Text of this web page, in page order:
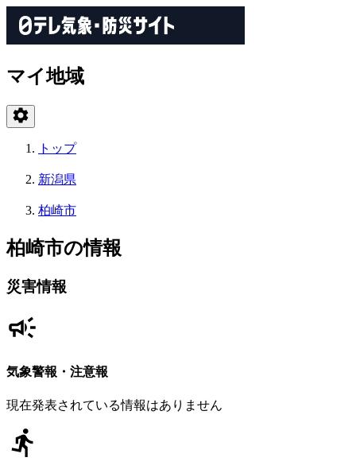
マイ地域
トップ
新潟県
柏崎市
柏崎市の情報
災害情報
気象警報・注意報
現在発表されている情報はありません